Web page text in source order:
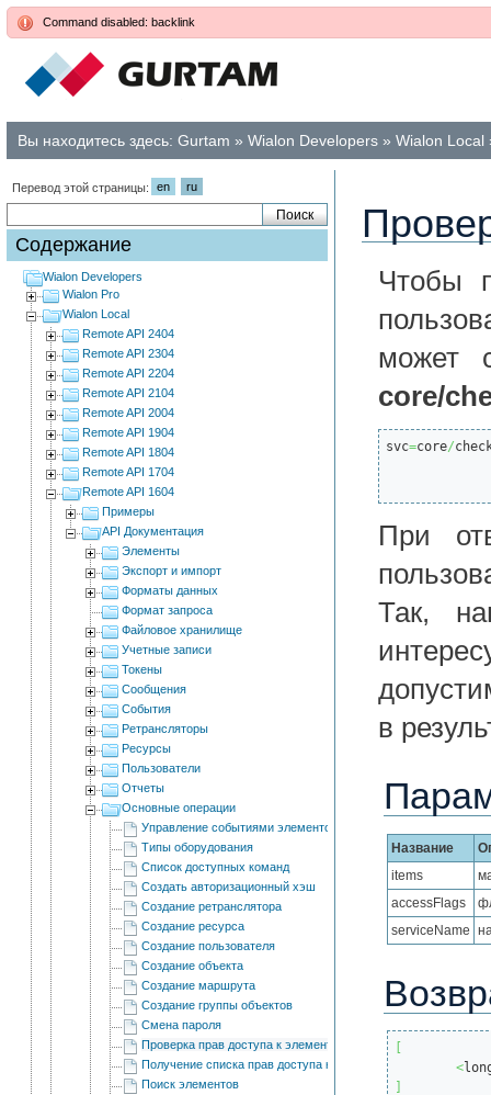
Command disabled: backlink
Вы находитесь здесь: Gurtam » Wialon Developers » Wialon Local
Перевод этой страницы: en ru
Содержание
Wialon Developers
Wialon Pro
Wialon Local
Remote API 2404
Remote API 2304
Remote API 2204
Remote API 2104
Remote API 2004
Remote API 1904
Remote API 1804
Remote API 1704
Remote API 1604
Примеры
API Документация
Элементы
Экспорт и импорт
Форматы данных
Формат запроса
Файловое хранилище
Учетные записи
Токены
Сообщения
События
Ретрансляторы
Ресурсы
Пользователи
Отчеты
Основные операции
Управление событиями элементов системы
Типы оборудования
Список доступных команд
Создать авторизационный хэш
Создание ретранслятора
Создание ресурса
Создание пользователя
Создание объекта
Создание маршрута
Создание группы объектов
Смена пароля
Проверка прав доступа к элементам
Получение списка прав доступа к объекту дочерних
Поиск элементов
Чтобы
может
core/
svc=core/
При
Так,
в
Название
items
accessFlags
serviceName
<